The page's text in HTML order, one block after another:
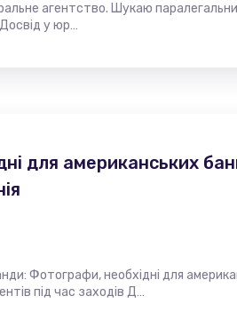
агентство. Шукаю
у юр…
для американських
Фотографи, необхідні для
під час заходів Д…